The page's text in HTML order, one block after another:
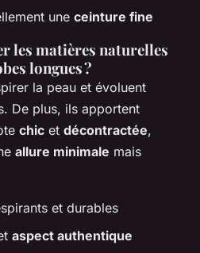
une ceinture fine
les matières naturelles
longues ?
la peau et évoluent
De plus, ils apportent
chic et décontractée,
allure minimale mais
et durables
aspect authentique